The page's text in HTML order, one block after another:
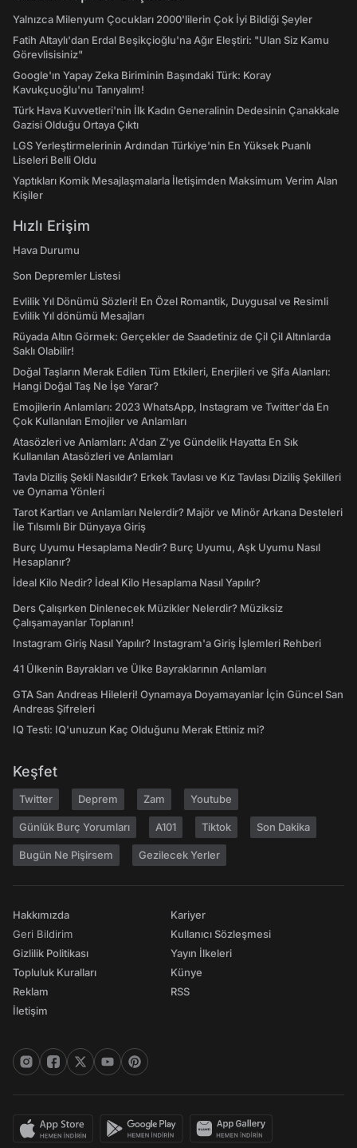
Yalnızca Milenyum Çocukları 2000'lilerin Çok İyi Bildiği Şeyler
Fatih Altaylı'dan Erdal Beşikçioğlu'na Ağır Eleştiri: "Ulan Siz Kamu
Görevlisisiniz"
Google'ın Yapay Zeka Biriminin Başındaki Türk: Koray
Kavukçuoğlu'nu Tanıyalım!
Türk Hava Kuvvetleri'nin İlk Kadın Generalinin Dedesinin Çanakkale
Gazisi Olduğu Ortaya Çıktı
LGS Yerleştirmelerinin Ardından Türkiye'nin En Yüksek Puanlı
Liseleri Belli Oldu
Yaptıkları Komik Mesajlaşmalarla İletişimden Maksimum Verim Alan
Kişiler
Hızlı Erişim
Hava Durumu
Son Depremler Listesi
Evlilik Yıl Dönümü Sözleri! En Özel Romantik, Duygusal ve Resimli
Evlilik Yıl dönümü Mesajları
Rüyada Altın Görmek: Gerçekler de Saadetiniz de Çil Çil Altınlarda
Saklı Olabilir!
Doğal Taşların Merak Edilen Tüm Etkileri, Enerjileri ve Şifa Alanları:
Hangi Doğal Taş Ne İşe Yarar?
Emojilerin Anlamları: 2023 WhatsApp, Instagram ve Twitter'da En
Çok Kullanılan Emojiler ve Anlamları
Atasözleri ve Anlamları: A'dan Z'ye Gündelik Hayatta En Sık
Kullanılan Atasözleri ve Anlamları
Tavla Diziliş Şekli Nasıldır? Erkek Tavlası ve Kız Tavlası Diziliş Şekilleri
ve Oynama Yönleri
Tarot Kartları ve Anlamları Nelerdir? Majör ve Minör Arkana Desteleri
İle Tılsımlı Bir Dünyaya Giriş
Burç Uyumu Hesaplama Nedir? Burç Uyumu, Aşk Uyumu Nasıl
Hesaplanır?
İdeal Kilo Nedir? İdeal Kilo Hesaplama Nasıl Yapılır?
Ders Çalışırken Dinlenecek Müzikler Nelerdir? Müziksiz
Çalışamayanlar Toplanın!
Instagram Giriş Nasıl Yapılır? Instagram'a Giriş İşlemleri Rehberi
41 Ülkenin Bayrakları ve Ülke Bayraklarının Anlamları
GTA San Andreas Hileleri! Oynamaya Doyamayanlar İçin Güncel San
Andreas Şifreleri
IQ Testi: IQ'unuzun Kaç Olduğunu Merak Ettiniz mi?
Keşfet
Twitter Deprem Zam Youtube
Günlük Burç Yorumları A101 Tiktok Son Dakika
Bugün Ne Pişirsem Gezilecek Yerler
Hakkımızda
Geri Bildirim
Gizlilik Politikası
Topluluk Kuralları
Reklam
İletişim
Kariyer
Kullanıcı Sözleşmesi
Yayın İlkeleri
Künye
RSS